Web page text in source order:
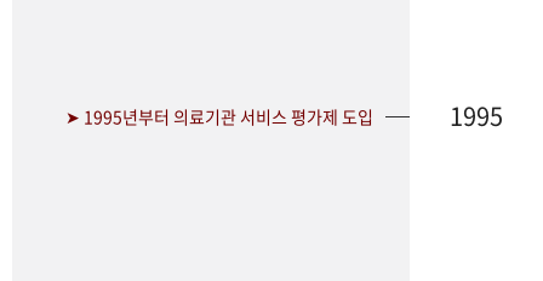
➤ 1995년부터 의료기관 서비스 평가제 도입 1995